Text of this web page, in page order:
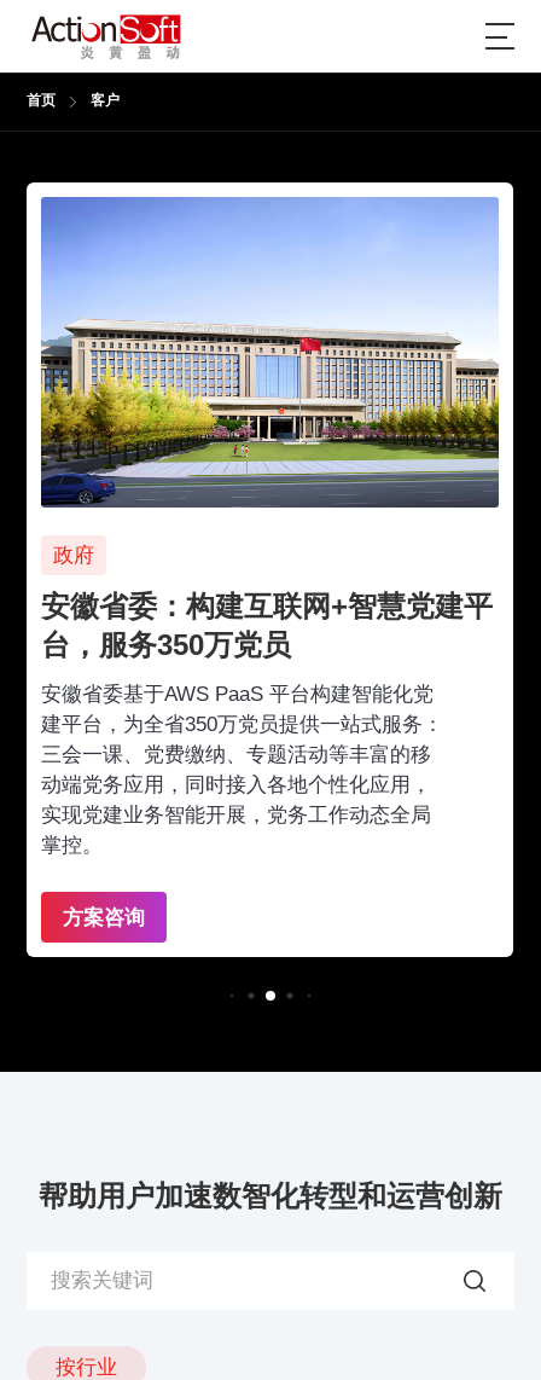
首页 客户
政府
安徽省委：构建互联网+智慧党建平
台，服务350万党员
安徽省委基于AWS PaaS 平台构建智能化党
建平台，为全省350万党员提供一站式服务：
三会一课、党费缴纳、专题活动等丰富的移
动端党务应用，同时接入各地个性化应用，
实现党建业务智能开展，党务工作动态全局
掌控。
方案咨询
帮助用户加速数智化转型和运营创新
按行业